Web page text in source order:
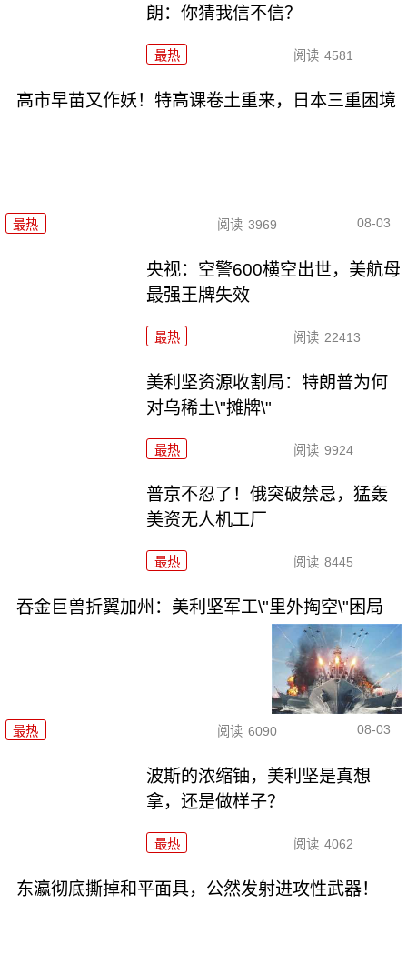
朗：你猜我信不信？
最热 阅读 4581
高市早苗又作妖！特高课卷土重来，日本三重困境
最热 阅读 3969 08-03
央视：空警600横空出世，美航母
最强王牌失效
最热 阅读 22413
美利坚资源收割局：特朗普为何
对乌稀土\"摊牌\"
最热 阅读 9924
普京不忍了！俄突破禁忌，猛轰
美资无人机工厂
最热 阅读 8445
吞金巨兽折翼加州：美利坚军工\"里外掏空\"困局
最热 阅读 6090 08-03
波斯的浓缩铀，美利坚是真想
拿，还是做样子？
最热 阅读 4062
东瀛彻底撕掉和平面具，公然发射进攻性武器！